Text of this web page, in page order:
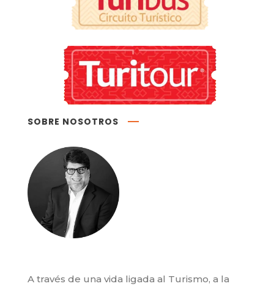
SOBRE NOSOTROS
A través de una vida ligada al Turismo, a la